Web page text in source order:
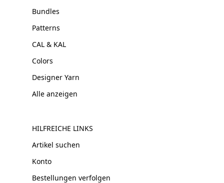
Bundles
Patterns
CAL & KAL
Colors
Designer Yarn
Alle anzeigen
HILFREICHE LINKS
Artikel suchen
Konto
Bestellungen verfolgen